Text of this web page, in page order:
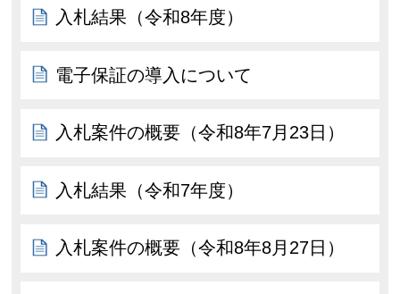
入札結果（令和8年度）
電子保証の導入について
入札案件の概要（令和8年7月23日）
入札結果（令和7年度）
入札案件の概要（令和8年8月27日）